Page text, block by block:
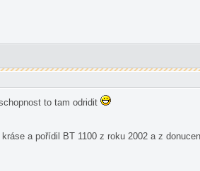
to tam odridit
a pořídil BT 1100 z roku 2002 a z